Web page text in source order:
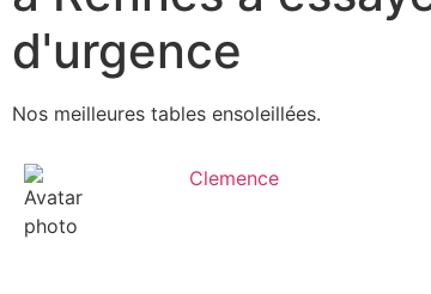
d'urgence
Nos meilleures tables ensoleillées.
Clemence